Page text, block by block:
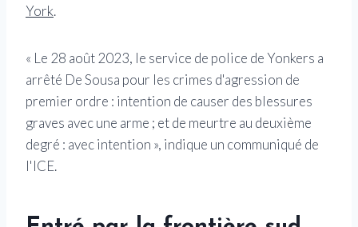
York.
« Le 28 août 2023, le service de police de Yonkers a
arrêté De Sousa pour les crimes d'agression de
premier ordre : intention de causer des blessures
graves avec une arme ; et de meurtre au deuxième
degré : avec intention », indique un communiqué de
l'ICE.